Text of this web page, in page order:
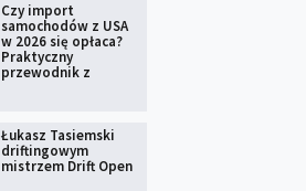
Czy import
samochodów z USA
w 2026 się opłaca?
Praktyczny
przewodnik z
Łukasz Tasiemski
driftingowym
mistrzem Drift Open